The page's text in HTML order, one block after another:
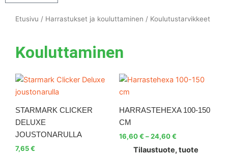
Etusivu / Harrastukset ja kouluttaminen / Koulutustarvikkeet
Kouluttaminen
STARMARK CLICKER
DELUXE
JOUSTONARULLA
7,65€
HARRASTEHEXA 100-150
CM
16,60€ –24,60€
Hintaluokka:
Tilaustuote, tuote